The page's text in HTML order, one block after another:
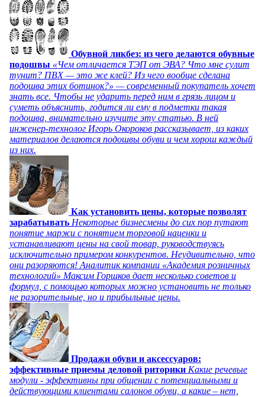
Обувной ликбез: из чего делаются обувные
подошвы «Чем отличается ТЭП от ЭВА? Что мне сулит
тунит? ПВХ — это же клей? Из чего вообще сделана
подошва этих ботинок?» — современный покупатель хочет
знать все. Чтобы не ударить перед ним в грязь лицом и
суметь объяснить, годится ли ему в подметки такая
подошва, внимательно изучите эту статью. В ней
инженер-технолог Игорь Окороков рассказывает, из каких
материалов делаются подошвы обуви и чем хорош каждый
из них.
Как установить цены, которые позволят
зарабатывать Некоторые бизнесмены до сих пор путают
понятие маржи с понятием торговой наценки и
устанавливают цены на свой товар, руководствуясь
исключительно примером конкурентов. Неудивительно, что
они разоряются! Аналитик компании «Академия розничных
технологий» Максим Горшков дает несколько советов и
формул, с помощью которых можно установить не только
не разорительные, но и прибыльные цены.
Продажи обуви и аксессуаров:
эффективные приемы деловой риторики Какие речевые
модули - эффективны при общении с потенциальными и
действующими клиентами салонов обуви, а какие – нет,